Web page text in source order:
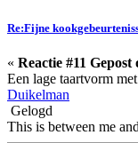
Re:Fijne
« Reactie #11 Gepost
Een lage taartvorm
Duikelman
Gelogd
This is between me